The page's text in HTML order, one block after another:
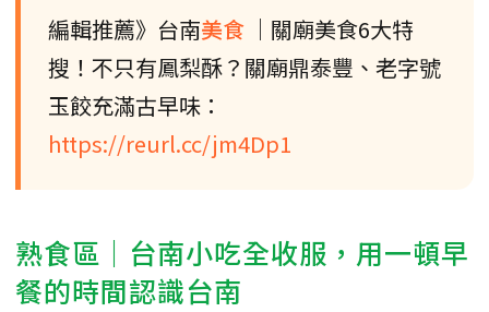
編輯推薦》台南美食 ｜關廟美食6大特
搜！不只有鳳梨酥？關廟鼎泰豐、老字號
玉餃充滿古早味：
https://reurl.cc/jm4Dp1
熟食區｜台南小吃全收服，用一頓早
餐的時間認識台南